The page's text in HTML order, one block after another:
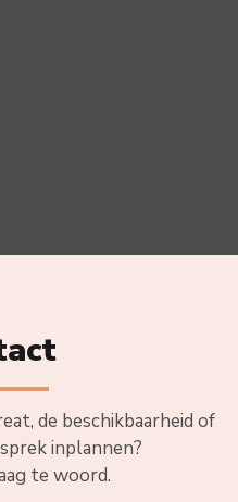
de beschikbaarheid of
inplannen?
te woord.